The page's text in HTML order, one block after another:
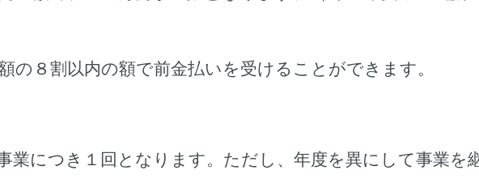
の８割以内の額で前金払いを受けることができます。
業につき１回となります。ただし、年度を異にして事業を